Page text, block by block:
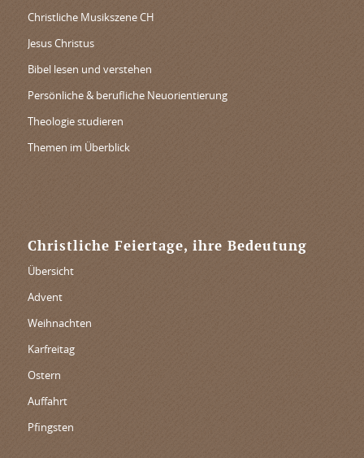
Christliche Musikszene CH
Jesus Christus
Bibel lesen und verstehen
Persönliche & berufliche Neuorientierung
Theologie studieren
Themen im Überblick
Christliche Feiertage, ihre Bedeutung
Übersicht
Advent
Weihnachten
Karfreitag
Ostern
Auffahrt
Pfingsten